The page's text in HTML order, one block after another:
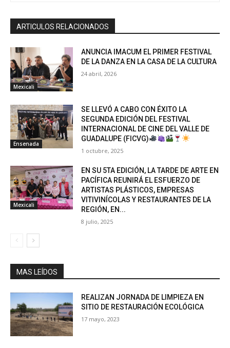
ARTICULOS RELACIONADOS
Mexicali
ANUNCIA IMACUM EL PRIMER FESTIVAL
DE LA DANZA EN LA CASA DE LA CULTURA
24 abril, 2026
Ensenada
SE LLEVÓ A CABO CON ÉXITO LA
SEGUNDA EDICIÓN DEL FESTIVAL
INTERNACIONAL DE CINE DEL VALLE DE
GUADALUPE (FICVG)
1 octubre, 2025
Mexicali
EN SU 5TA EDICIÓN, LA TARDE DE ARTE EN
PACÍFICA REUNIRÁ EL ESFUERZO DE
ARTISTAS PLÁSTICOS, EMPRESAS
VITIVINÍCOLAS Y RESTAURANTES DE LA
REGIÓN, EN...
8 julio, 2025
MAS LEÍDOS
REALIZAN JORNADA DE LIMPIEZA EN
SITIO DE RESTAURACIÓN ECOLÓGICA
17 mayo, 2023